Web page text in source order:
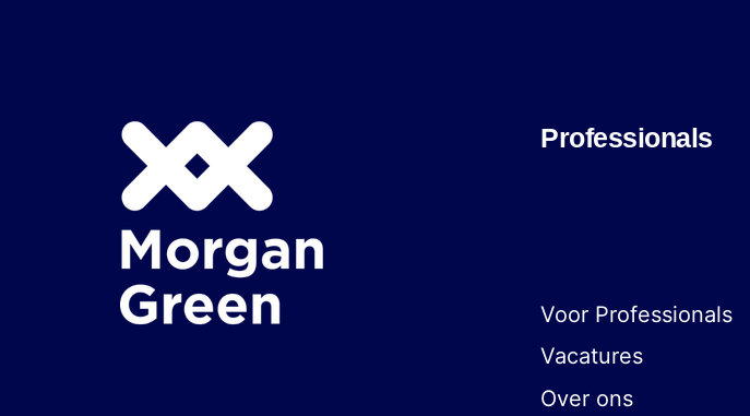
Professionals
Voor Professionals
Vacatures
Over ons